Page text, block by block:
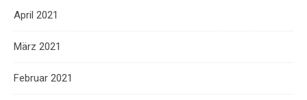
April 2021
März 2021
Februar 2021